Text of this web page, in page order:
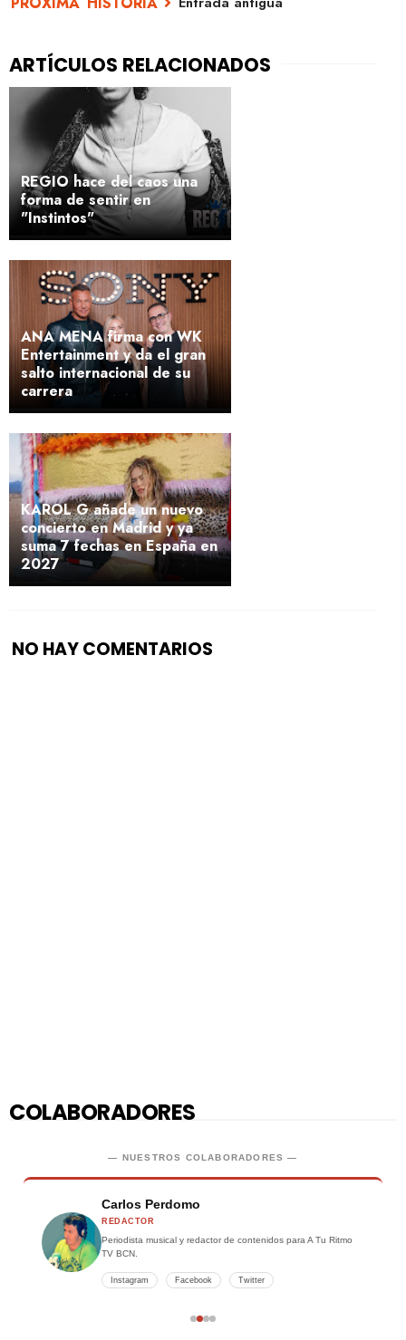
REGIO hace del caos una
forma de sentir en
"Instintos"
ANA MENA firma con WK
Entertainment y da el gran
salto internacional de su
carrera
KAROL G añade un nuevo
concierto en Madrid y ya
suma 7 fechas en España en
2027
NO HAY COMENTARIOS
COLABORADORES
— NUESTROS COLABORADORES —
Carlos Perdomo
REDACTOR
Periodista musical y redactor de contenidos para A Tu Ritmo
TV BCN.
Instagram Facebook Twitter